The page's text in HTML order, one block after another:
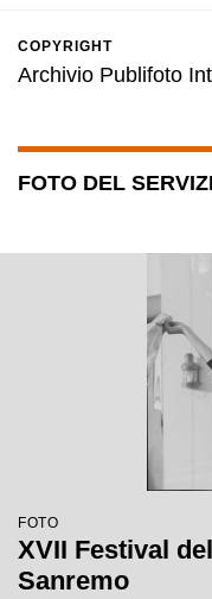
COPYRIGHT
Archivio Publifoto
FOTO DEL
FOTO
XVII Festival
Sanremo